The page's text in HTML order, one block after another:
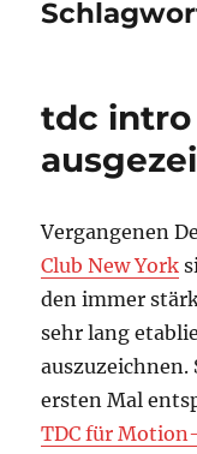
tdc intro
Vergangenen
Club New York
den immer
sehr lang
auszuzeichnen.
ersten Mal
TDC für